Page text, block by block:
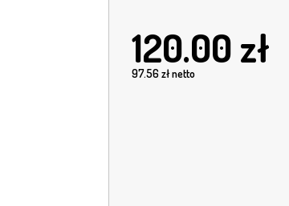
120.00 zł
97.56zł netto